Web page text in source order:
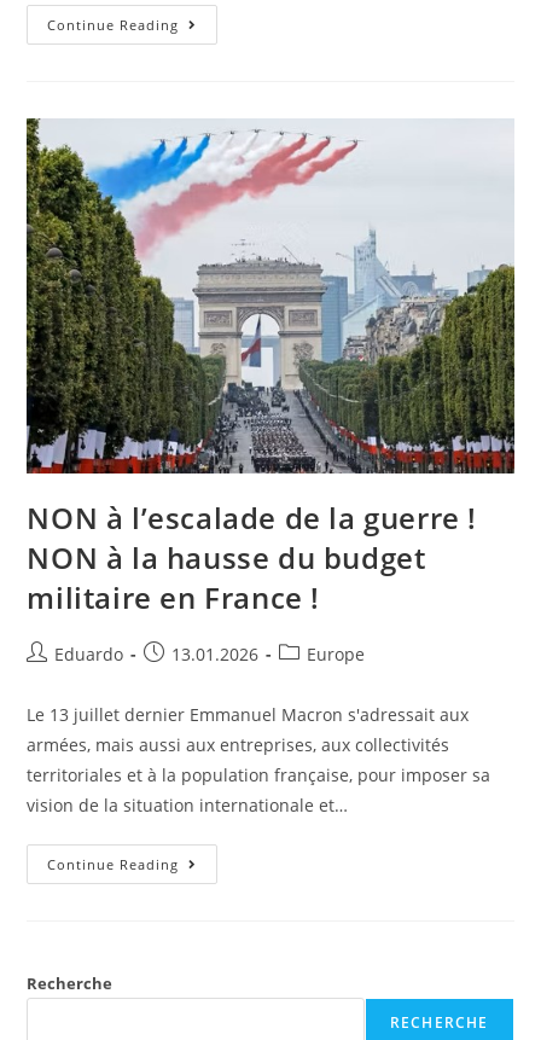
Continue Reading
NON à l’escalade de la guerre !
NON à la hausse du budget
militaire en France !
Eduardo 13.01.2026 Europe
Le 13 juillet dernier Emmanuel Macron s'adressait aux
armées, mais aussi aux entreprises, aux collectivités
territoriales et à la population française, pour imposer sa
vision de la situation internationale et…
Continue Reading
Recherche
RECHERCHE